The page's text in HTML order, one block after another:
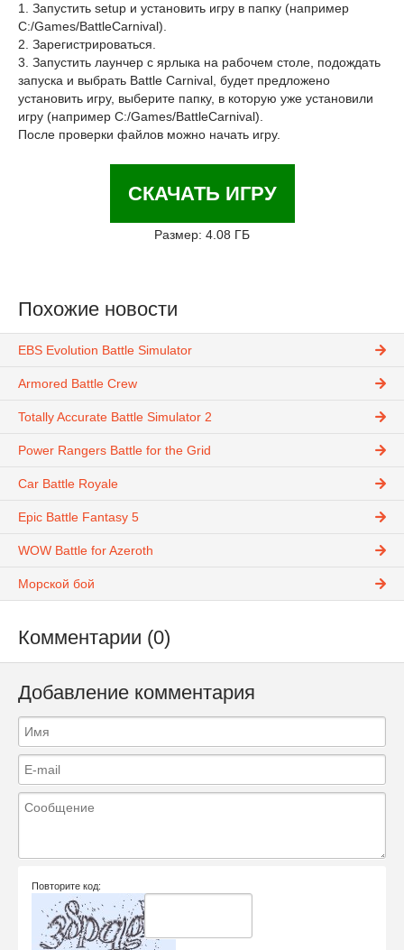
1. Запустить setup и установить игру в папку (например
C:/Games/BattleCarnival).
2. Зарегистрироваться.
3. Запустить лаунчер с ярлыка на рабочем столе, подождать
запуска и выбрать Battle Carnival, будет предложено
установить игру, выберите папку, в которую уже установили
игру (например C:/Games/BattleCarnival).
После проверки файлов можно начать игру.
СКАЧАТЬ ИГРУ
Размер: 4.08 ГБ
Похожие новости
EBS Evolution Battle Simulator
Armored Battle Crew
Totally Accurate Battle Simulator 2
Power Rangers Battle for the Grid
Car Battle Royale
Epic Battle Fantasy 5
WOW Battle for Azeroth
Морской бой
Комментарии (0)
Добавление комментария
Повторите код: